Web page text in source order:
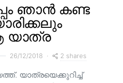
ഞാൻ കണ്ട
യാത്ര
26/12/2018 2 shares
യാത്രയെക്കുറിച്ച്